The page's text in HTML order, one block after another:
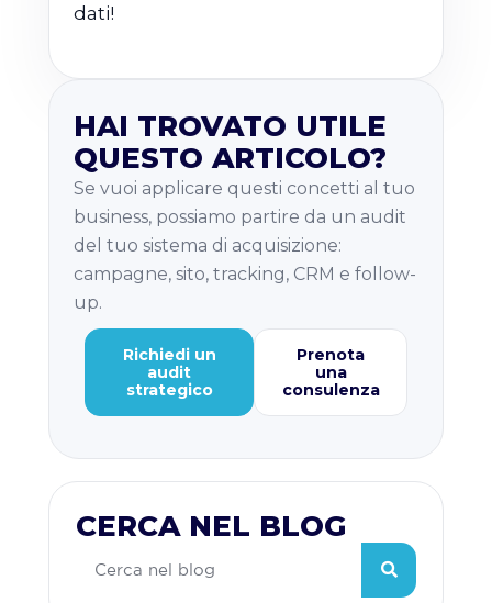
dati!
HAI TROVATO UTILE
QUESTO ARTICOLO?
Se vuoi applicare questi concetti al tuo
business, possiamo partire da un audit
del tuo sistema di acquisizione:
campagne, sito, tracking, CRM e follow-
up.
Richiedi un
audit
strategico
Prenota
una
consulenza
CERCA NEL BLOG